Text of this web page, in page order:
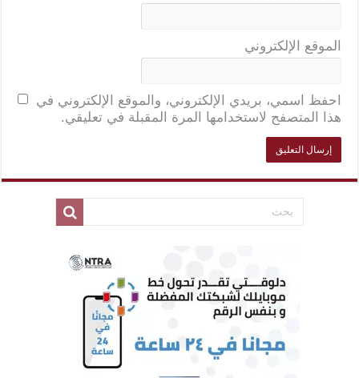
الموقع الإلكتروني
احفظ اسمي، بريدي الإلكتروني، والموقع الإلكتروني في
هذا المتصفح لاستخدامها المرة المقبلة في تعليقي.